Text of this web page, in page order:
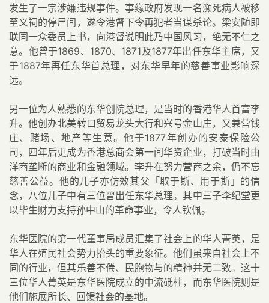
发生了一宗涉嫌违规事件。事缘政府发现一名濒死病人被移
至义祠的停尸间，遂令港督下令再犯者当谋杀论。梁安随即
联同一众委员上书，向港督说明此乃中国风习，绝无不仁之
意。他曾于1869、1870、1871及1877年出任东华主席，又
于1887年再任东华首总理，对东华早年的慈善事业影响深
远。
另一位为人熟悉的东华创院总理，是当时的香港华人首富李
升。他创办北美转口贸易龙头大行和兴号金山庄，又兼营钱
庄、赌场、地产等生意。他于1877年创办的安泰保险公
司，四年后更成为香港总商会第一间华资企业，打破当时由
洋商垄断的商业和金融领域。李升在努力营商之余，仍不忘
慈善公益。他的儿子亦仿效其父「取于斯、用于斯」的信
念，八位儿子中有三位曾出任东华总理。其中三子李纪堂更
以毕生财力支持孙中山的革命事业，令人钦佩。
东华医院的第一代董事局成员汇集了社会上的华人菁英，是
华人在殖民社会势力抬头的重要象征。他们虽来自社会上不
同的行业，但其乐善不倦、民胞物与的精神并无二致。这十
三位华人菁英是东华医院成立的中流砥柱，而东华医院则是
他们施展所长、回馈社会的基地。